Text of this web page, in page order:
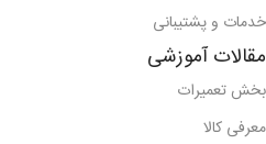
خدمات و پشتیبانی
مقالات آموزشی
بخش تعمیرات
معرفی کالا